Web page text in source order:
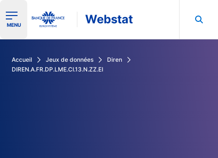
Ouvrir le menu de navigation
MENU Webstat
Accueil Jeux de données
Diren
DIREN.A.FR.DP.LME.CI.13.N.ZZ.EI